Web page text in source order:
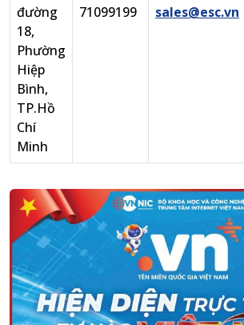
đường
18,
Phường
Hiệp
Bình,
TP.Hồ
Chí
Minh
71099199
sales@esc.vn